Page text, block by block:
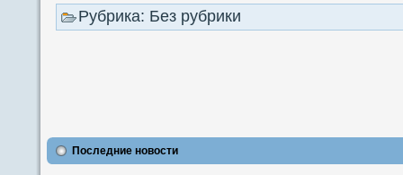
Рубрика: Без рубрики
Последние новости